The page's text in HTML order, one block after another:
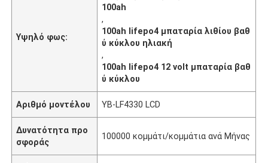
Υψηλό φως:
100ah
,
100ah lifepo4 μπαταρία λιθίου βαθ
ύ κύκλου ηλιακή
,
100ah lifepo4 12 volt μπαταρία βαθ
ύ κύκλου
Αριθμό μοντέλου YB-LF4330 LCD
Δυνατότητα προ
σφοράς
100000 κομμάτι/κομμάτια ανά Μήνας